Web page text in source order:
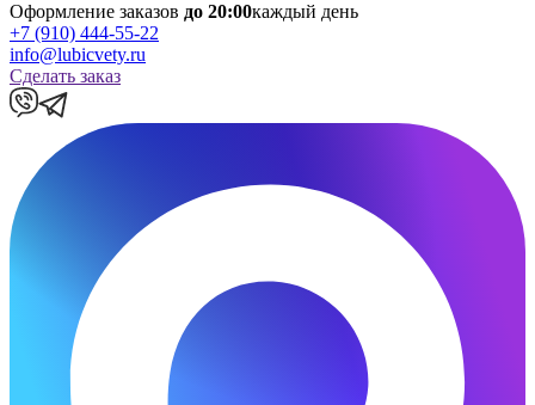
Оформление заказов до 20:00каждый день
+7 (910) 444-55-22
info@lubicvety.ru
Сделать заказ